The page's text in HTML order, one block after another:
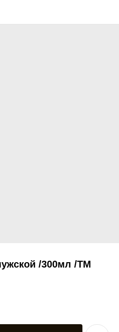
/300мл /ТМ